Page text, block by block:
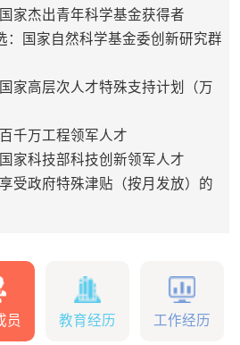
家杰出青年科学基金获得者
：国家自然科学基金委创新研究群
家高层次人才特殊支持计划（万
千万工程领军人才
家科技部科技创新领军人才
受政府特殊津贴（按月发放）的
员 教育经历 工作经历